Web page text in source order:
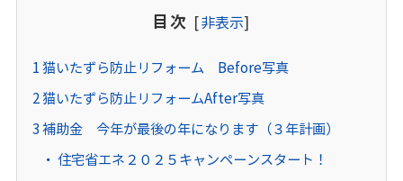
目次 [非表示]
1 猫いたずら防止リフォーム Before写真
2猫いたずら防止リフォームAfter写真
3 補助金 今年が最後の年になります（３年計画）
住宅省エネ２０２５キャンペーンスタート！